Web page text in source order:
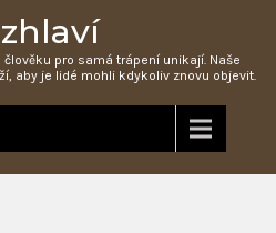
pro samá trápení unikají. Naše
aby je lidé mohli kdykoliv znovu objevit.